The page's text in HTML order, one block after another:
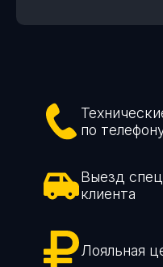
по
Выезд
клиента
Лояльная